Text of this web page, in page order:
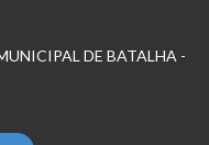
DE BATALHA -